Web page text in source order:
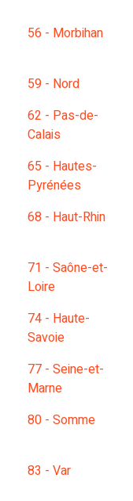
56 - Morbihan
59 - Nord
62 - Pas-de-
Calais
65 - Hautes-
Pyrénées
68 - Haut-Rhin
71 - Saône-et-
Loire
74 - Haute-
Savoie
77 - Seine-et-
Marne
80 - Somme
83 - Var